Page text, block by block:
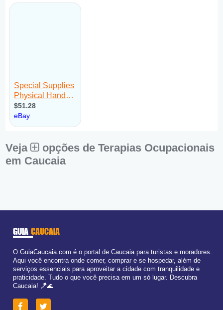
Veja
opções de Terapias Ocupacionais
em Caucaia
GUIA CAUCAIA
O GuiaCaucaia.com é o portal de Caucaia para turistas e moradores.
Aqui você encontra onde comer, comprar e se hospedar, além de
serviços essenciais para aproveitar a cidade com tranquilidade e
praticidade. Tudo o que você precisa em um só lugar. Descubra
Caucaia! 🪁🌊